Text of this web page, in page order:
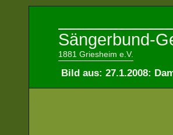
Sängerbund-
1881 Griesheim e.V.
Bild aus: 27.1.2008: